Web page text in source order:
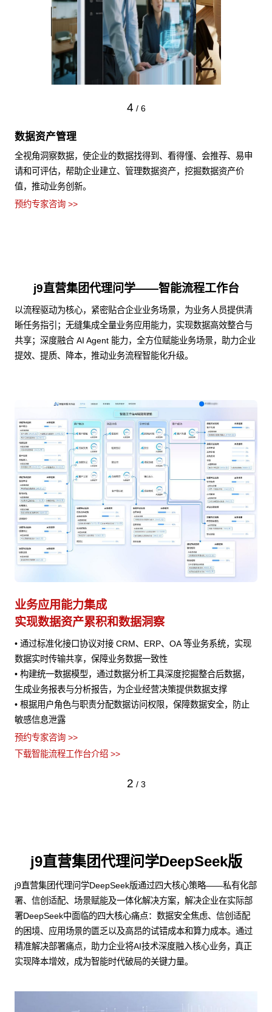
4 / 6
数据资产管理
全视角洞察数据，使企业的数据找得到、看得懂、会推荐、易申
请和可评估，帮助企业建立、管理数据资产，挖掘数据资产价
值，推动业务创新。
预约专家咨询 >>
j9直营集团代理问学——智能流程工作台
以流程驱动为核心，紧密贴合企业业务场景，为业务人员提供清
晰任务指引；无缝集成全量业务应用能力，实现数据高效整合与
共享；深度融合 AI Agent 能力，全方位赋能业务场景，助力企业
提效、提质、降本，推动业务流程智能化升级。
业务应用能力集成
实现数据资产累积和数据洞察
• 通过标准化接口协议对接 CRM、ERP、OA 等业务系统，实现
数据实时传输共享，保障业务数据一致性
• 构建统一数据模型，通过数据分析工具深度挖掘整合后数据，
生成业务报表与分析报告，为企业经营决策提供数据支撑
• 根据用户角色与职责分配数据访问权限，保障数据安全，防止
敏感信息泄露
预约专家咨询 >>
下载智能流程工作台介绍 >>
2 / 3
j9直营集团代理问学DeepSeek版
j9直营集团代理问学DeepSeek版通过四大核心策略——私有化部
署、信创适配、场景赋能及一体化解决方案，解决企业在实际部
署DeepSeek中面临的四大核心痛点：数据安全焦虑、信创适配
的困境、应用场景的匮乏以及高昂的试错成本和算力成本。通过
精准解决部署痛点，助力企业将AI技术深度融入核心业务，真正
实现降本增效，成为智能时代破局的关键力量。